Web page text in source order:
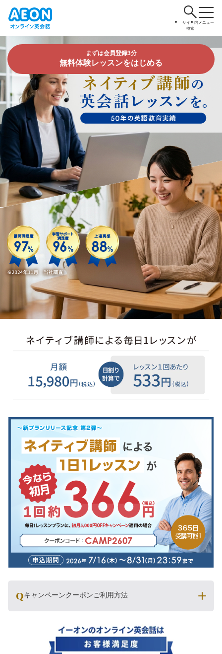
サイト内
検索
メニュー
まずは会員登録3分
無料体験レッスンをはじめる
キャンペーンクーポンご利用方法